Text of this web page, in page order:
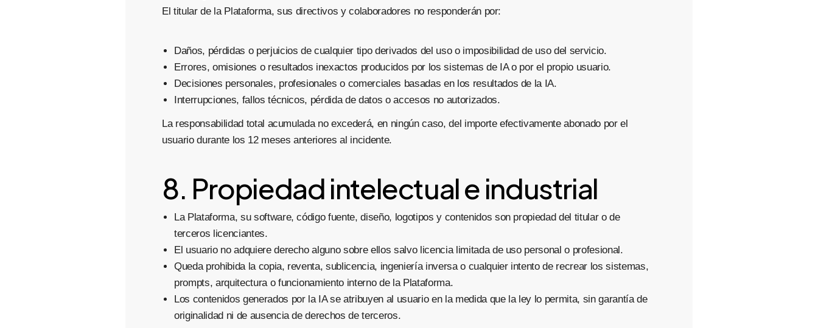
El titular de la Plataforma, sus directivos y colaboradores no responderán por:
Daños, pérdidas o perjuicios de cualquier tipo derivados del uso o imposibilidad de uso del servicio.
Errores, omisiones o resultados inexactos producidos por los sistemas de IA o por el propio usuario.
Decisiones personales, profesionales o comerciales basadas en los resultados de la IA.
Interrupciones, fallos técnicos, pérdida de datos o accesos no autorizados.
La responsabilidad total acumulada no excederá, en ningún caso, del importe efectivamente abonado por el
usuario durante los 12 meses anteriores al incidente.
8. Propiedad intelectual e industrial
La Plataforma, su software, código fuente, diseño, logotipos y contenidos son propiedad del titular o de
terceros licenciantes.
El usuario no adquiere derecho alguno sobre ellos salvo licencia limitada de uso personal o profesional.
Queda prohibida la copia, reventa, sublicencia, ingeniería inversa o cualquier intento de recrear los sistemas,
prompts, arquitectura o funcionamiento interno de la Plataforma.
Los contenidos generados por la IA se atribuyen al usuario en la medida que la ley lo permita, sin garantía de
originalidad ni de ausencia de derechos de terceros.